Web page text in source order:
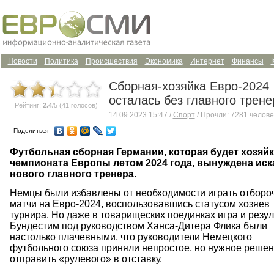
Финансы
Интернет
Экономика
Происшествия
Политика
Новости
Рейтинг: 2.4/5 (41 голосов)
Сборная-хозяйка Евро-2024
осталась без главного
14.09.2023 15:47 / Спорт / Прочли: 7281
Поделиться
Футбольная сборная Германии, которая будет
чемпионата Европы летом 2024 года, вынуждена
нового главного тренера.
Немцы были избавлены от необходимости играть
матчи на Евро-2024, воспользовавшись статусом хозяев
турнира. Но даже в товарищеских поединках игра и
Бундестим под руководством Ханса-Дитера Флика были
настолько плачевными, что руководители Немецкого
футбольного союза приняли непростое, но нужное
отправить «рулевого» в отставку.